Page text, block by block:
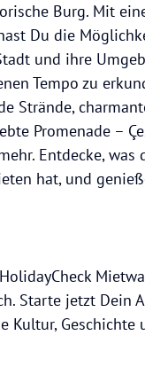
Burg. Mit
Du die
und ihre
Tempo zu
Strände,
Promenade –
Entdecke, was
hat, und
Starte jetzt Dein
Kultur, Geschichte